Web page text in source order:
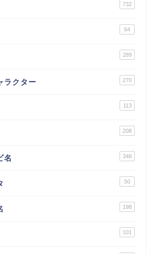
732
64
289
ラクター 270
113
208
名 348
50
198
101